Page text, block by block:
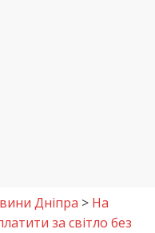
Дніпра > На
за світло без